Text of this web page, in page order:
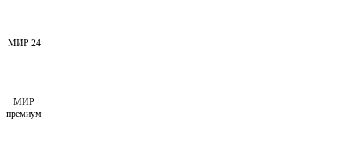
МИР 24
МИР
премиум